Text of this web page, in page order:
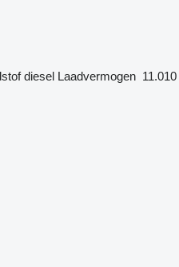
diesel Laadvermogen 11.010